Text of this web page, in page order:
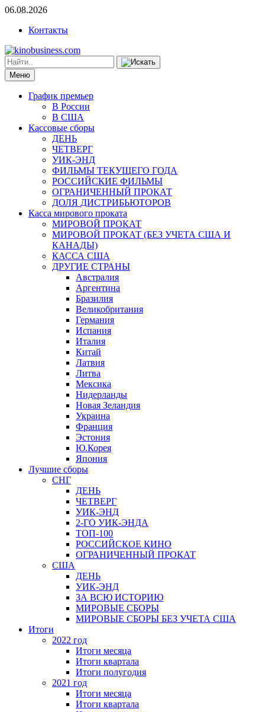
06.08.2026
Контакты
Меню
График премьер
В России
В США
Кассовые сборы
ДЕНЬ
ЧЕТВЕРГ
УИК-ЭНД
ФИЛЬМЫ ТЕКУЩЕГО ГОДА
РОССИЙСКИЕ ФИЛЬМЫ
ОГРАНИЧЕННЫЙ ПРОКАТ
ДОЛЯ ДИСТРИБЬЮТОРОВ
Касса мирового проката
МИРОВОЙ ПРОКАТ
МИРОВОЙ ПРОКАТ (БЕЗ УЧЕТА США И
КАНАДЫ)
КАССА США
ДРУГИЕ СТРАНЫ
Австралия
Аргентина
Бразилия
Великобритания
Германия
Испания
Италия
Китай
Латвия
Литва
Мексика
Нидерланды
Новая Зеландия
Украина
Франция
Эстония
Ю.Корея
Япония
Лучшие сборы
СНГ
ДЕНЬ
ЧЕТВЕРГ
УИК-ЭНД
2-ГО УИК-ЭНДА
ТОП-100
РОССИЙСКОЕ КИНО
ОГРАНИЧЕННЫЙ ПРОКАТ
США
ДЕНЬ
УИК-ЭНД
ЗА ВСЮ ИСТОРИЮ
МИРОВЫЕ СБОРЫ
МИРОВЫЕ СБОРЫ БЕЗ УЧЕТА США
Итоги
2022 год
Итоги месяца
Итоги квартала
Итоги полугодия
2021 год
Итоги месяца
Итоги квартала